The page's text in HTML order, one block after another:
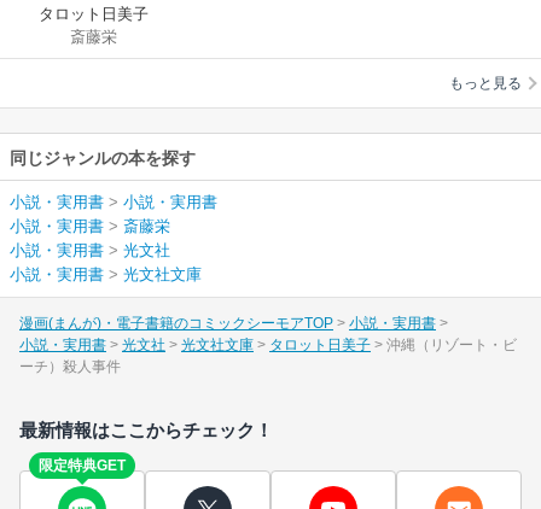
タロット日美子
斎藤栄
もっと見る
同じジャンルの本を探す
小説・実用書 > 小説・実用書
小説・実用書 > 斎藤栄
小説・実用書 > 光文社
小説・実用書 > 光文社文庫
漫画(まんが)・電子書籍のコミックシーモアTOP
小説・実用書
小説・実用書
光文社 光文社文庫 タロット日美子
沖縄（リゾート・ビ
ーチ）殺人事件
最新情報はここからチェック！
限定特典GET